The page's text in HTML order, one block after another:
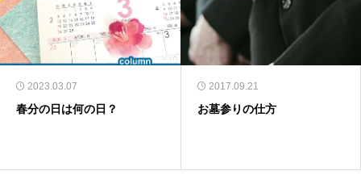
2023.03.07
春分の日は何の日？
2017.09.21
お墓参りの仕方